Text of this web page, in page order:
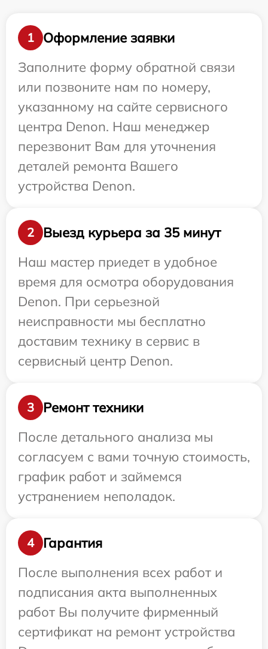
1
Оформление заявки
Заполните форму обратной связи
или позвоните нам по номеру,
указанному на сайте сервисного
центра Denon. Наш менеджер
перезвонит Вам для уточнения
деталей ремонта Вашего
устройства Denon.
2
Выезд курьера за 35 минут
Наш мастер приедет в удобное
время для осмотра оборудования
Denon. При серьезной
неисправности мы бесплатно
доставим технику в сервис в
сервисный центр Denon.
3
Ремонт техники
После детального анализа мы
согласуем с вами точную стоимость,
график работ и займемся
устранением неполадок.
4
Гарантия
После выполнения всех работ и
подписания акта выполненных
работ Вы получите фирменный
сертификат на ремонт устройства